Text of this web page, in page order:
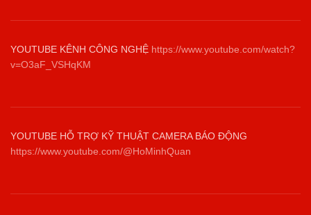
YOUTUBE KÊNH CÔNG NGHỆ https://www.youtube.com/watch?
v=O3aF_VSHqKM
YOUTUBE HỖ TRỢ KỸ THUẬT CAMERA BÁO ĐỘNG
https://www.youtube.com/@HoMinhQuan